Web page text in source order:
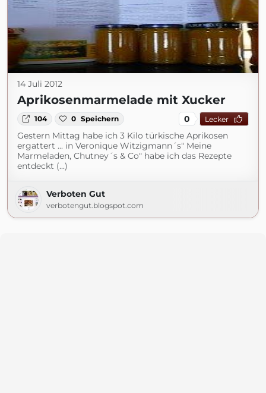
14 Juli 2012
Aprikosenmarmelade mit Xucker
104 0 Speichern 0 Lecker
Gestern Mittag habe ich 3 Kilo türkische Aprikosen
ergattert ... in Veronique Witzigmann´s" Meine
Marmeladen, Chutney´s & Co" habe ich das Rezepte
entdeckt (...)
Verboten Gut
verbotengut.blogspot.com